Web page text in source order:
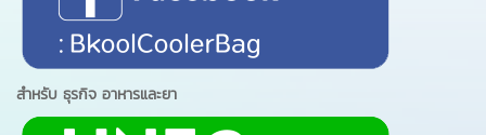
สำหรับ ธุรกิจ อาหารและยา